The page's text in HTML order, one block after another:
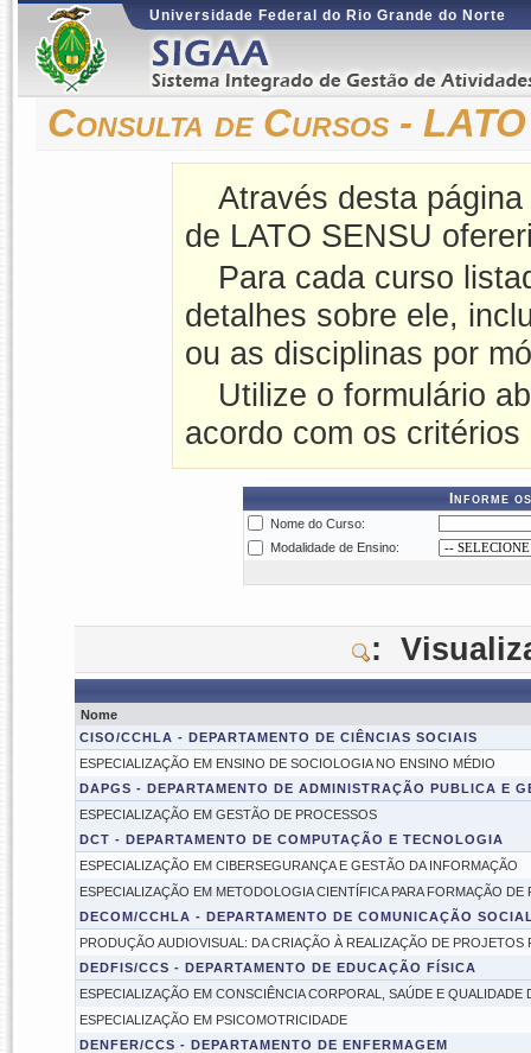
Universidade Federal do Rio Grande do Norte
Consulta de Cursos -
Através desta
de LATO SENSU
Para cada curso
detalhes sobre ele,
ou as disciplinas por
Utilize o formulário
acordo com os
Informe
Nome do Curso:
Modalidade de Ensino:
:
Nome
CISO/CCHLA - DEPARTAMENTO DE CIÊNCIAS SOCIAIS
ESPECIALIZAÇÃO EM ENSINO DE SOCIOLOGIA NO ENSINO MÉDIO
DAPGS - DEPARTAMENTO DE ADMINISTRAÇÃO PUBLICA E
ESPECIALIZAÇÃO EM GESTÃO DE PROCESSOS
DCT - DEPARTAMENTO DE COMPUTAÇÃO E TECNOLOGIA
ESPECIALIZAÇÃO EM CIBERSEGURANÇA E GESTÃO DA INFORMAÇÃO
ESPECIALIZAÇÃO EM METODOLOGIA CIENTÍFICA PARA FORMAÇÃO DE
DECOM/CCHLA - DEPARTAMENTO DE COMUNICAÇÃO
PRODUÇÃO AUDIOVISUAL: DA CRIAÇÃO À REALIZAÇÃO DE PROJETOS
DEDFIS/CCS - DEPARTAMENTO DE EDUCAÇÃO FÍSICA
ESPECIALIZAÇÃO EM CONSCIÊNCIA CORPORAL, SAÚDE E QUALIDADE
ESPECIALIZAÇÃO EM PSICOMOTRICIDADE
DENFER/CCS - DEPARTAMENTO DE ENFERMAGEM